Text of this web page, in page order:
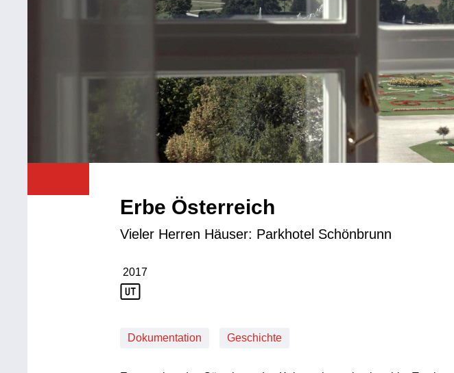
Erbe Österreich
Vieler Herren Häuser: Parkhotel Schönbrunn
Produktionsjahr: 2017
2017
Dokumentation Geschichte